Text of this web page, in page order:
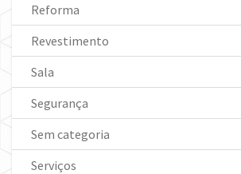
Reforma
Revestimento
Sala
Segurança
Sem categoria
Serviços